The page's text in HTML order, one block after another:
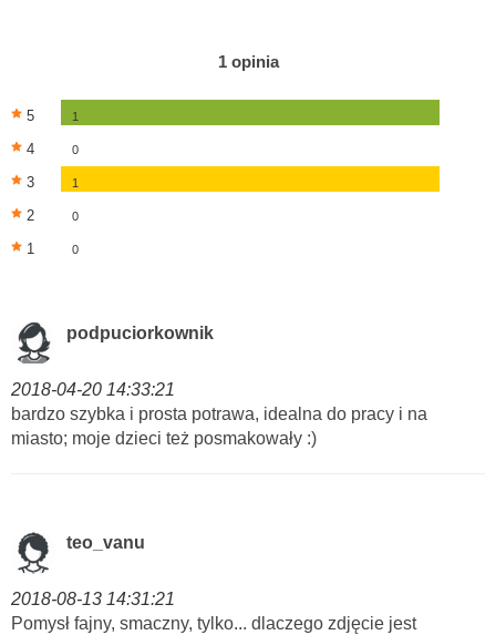
1 opinia
5 1
4 0
3 1
2 0
1 0
podpuciorkownik
2018-04-20 14:33:21
bardzo szybka i prosta potrawa, idealna do pracy i na
miasto; moje dzieci też posmakowały :)
teo_vanu
2018-08-13 14:31:21
Pomysł fajny, smaczny, tylko... dlaczego zdjęcie jest